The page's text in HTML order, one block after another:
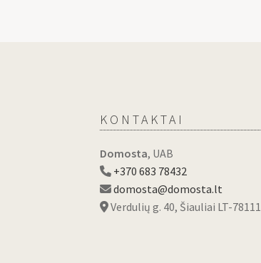
KONTAKTAI
Domosta, UAB
+370 683 78432
domosta@domosta.lt
Verdulių g. 40, Šiauliai LT-78111